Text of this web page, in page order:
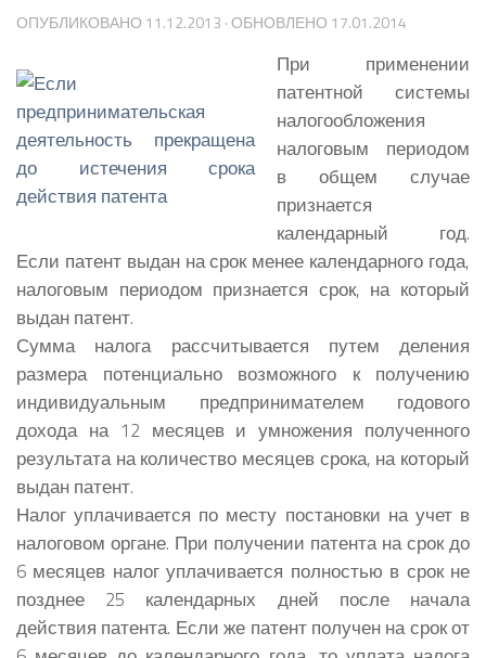
ОПУБЛИКОВАНО 11.12.2013 · ОБНОВЛЕНО 17.01.2014
При применении
патентной системы
налогообложения
налоговым периодом
в общем случае
признается
календарный год.
Если патент выдан на срок менее календарного года,
налоговым периодом признается срок, на который
выдан патент.
Сумма налога рассчитывается путем деления
размера потенциально возможного к получению
индивидуальным предпринимателем годового
дохода на 12 месяцев и умножения полученного
результата на количество месяцев срока, на который
выдан патент.
Налог уплачивается по месту постановки на учет в
налоговом органе. При получении патента на срок до
6 месяцев налог уплачивается полностью в срок не
позднее 25 календарных дней после начала
действия патента. Если же патент получен на срок от